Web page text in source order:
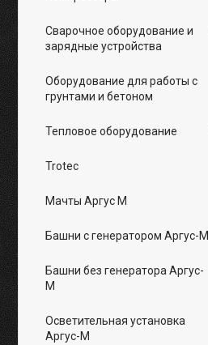
Сварочное оборудование и
зарядные устройства
Оборудование для работы с
грунтами и бетоном
Тепловое оборудование
Trotec
Мачты Аргус М
Башни с генератором Аргус-М
Башни без генератора Аргус-
М
Осветительная установка
Аргус-М